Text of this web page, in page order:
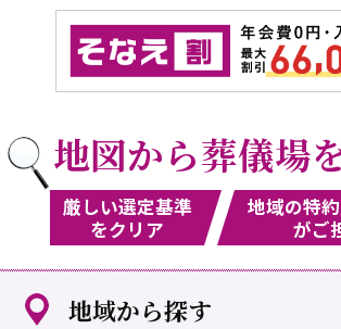
地図から葬儀場
厳しい選定基準
をクリア
地域の特
がご
地域から探す